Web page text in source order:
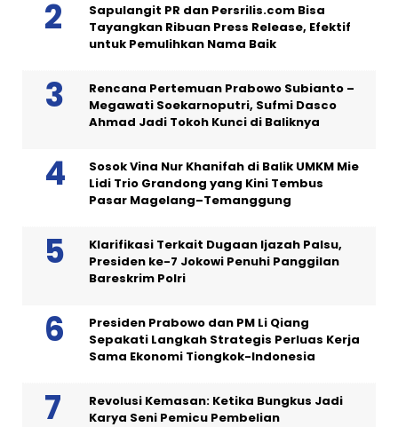
Sapulangit PR dan Persrilis.com Bisa
Tayangkan Ribuan Press Release, Efektif
untuk Pemulihkan Nama Baik
Rencana Pertemuan Prabowo Subianto –
Megawati Soekarnoputri, Sufmi Dasco
Ahmad Jadi Tokoh Kunci di Baliknya
Sosok Vina Nur Khanifah di Balik UMKM Mie
Lidi Trio Grandong yang Kini Tembus
Pasar Magelang–Temanggung
Klarifikasi Terkait Dugaan Ijazah Palsu,
Presiden ke-7 Jokowi Penuhi Panggilan
Bareskrim Polri
Presiden Prabowo dan PM Li Qiang
Sepakati Langkah Strategis Perluas Kerja
Sama Ekonomi Tiongkok-Indonesia
Revolusi Kemasan: Ketika Bungkus Jadi
Karya Seni Pemicu Pembelian